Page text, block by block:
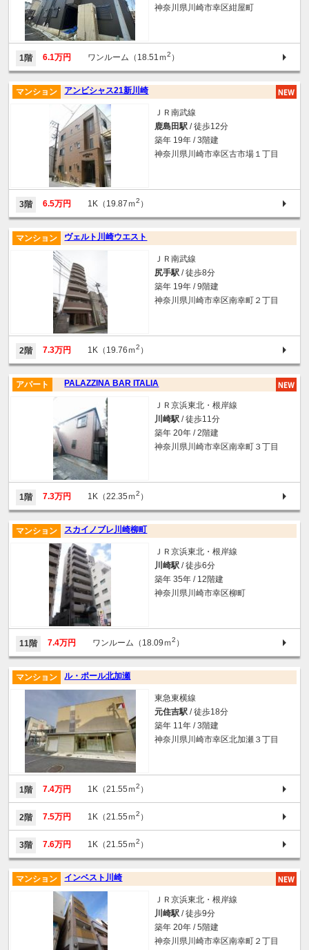
神奈川県川崎市幸区紺屋町
1階 6.1万円 ワンルーム（18.51ｍ2 ）
アンビシャス21新川崎
マンション
ＪＲ南武線
鹿島田駅 / 徒歩12分
築年 19年 / 3階建
神奈川県川崎市幸区古市場１丁目
3階 6.5万円 1K（19.87ｍ2 ）
ヴェルト川崎ウエスト
マンション
ＪＲ南武線
尻手駅 / 徒歩8分
築年 19年 / 9階建
神奈川県川崎市幸区南幸町２丁目
2階 7.3万円 1K（19.76ｍ2 ）
PALAZZINA BAR ITALIA
アパート
ＪＲ京浜東北・根岸線
川崎駅 / 徒歩11分
築年 20年 / 2階建
神奈川県川崎市幸区南幸町３丁目
1階 7.3万円 1K（22.35ｍ2 ）
スカイノブレ川崎柳町
マンション
ＪＲ京浜東北・根岸線
川崎駅 / 徒歩6分
築年 35年 / 12階建
神奈川県川崎市幸区柳町
11階 7.4万円 ワンルーム（18.09ｍ2 ）
ル・ポール北加瀬
マンション
東急東横線
元住吉駅 / 徒歩18分
築年 11年 / 3階建
神奈川県川崎市幸区北加瀬３丁目
1階 7.4万円 1K（21.55ｍ2 ）
2階 7.5万円 1K（21.55ｍ2 ）
3階 7.6万円 1K（21.55ｍ2 ）
インベスト川崎
マンション
ＪＲ京浜東北・根岸線
川崎駅 / 徒歩9分
築年 20年 / 5階建
神奈川県川崎市幸区南幸町２丁目